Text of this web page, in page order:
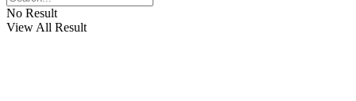
No Result
View All Result